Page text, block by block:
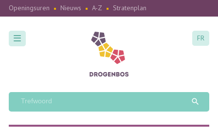
Openingsuren Nieuws A-Z Stratenplan
FR